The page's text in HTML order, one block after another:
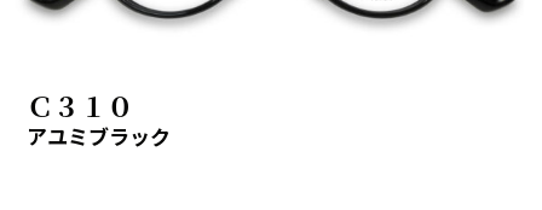
Ｃ３１０
アユミブラック